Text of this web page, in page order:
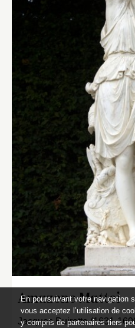
Amazone Mattei
Jacques Buirette (1631-
En poursuivant votre navigation
vous acceptez l’utilisation de
y compris de partenaires tiers